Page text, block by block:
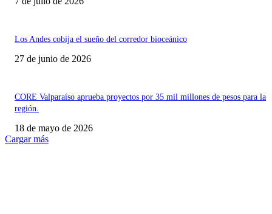
Los Andes cobija el sueño del corredor bioceánico
27 de junio de 2026
CORE Valparaíso aprueba proyectos por 35 mil millones de pesos para la
región.
18 de mayo de 2026
Cargar más